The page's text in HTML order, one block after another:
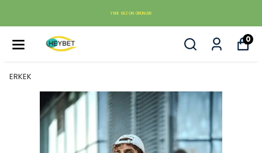
YENI SEZON ÜRÜNLER
0
ERKEK